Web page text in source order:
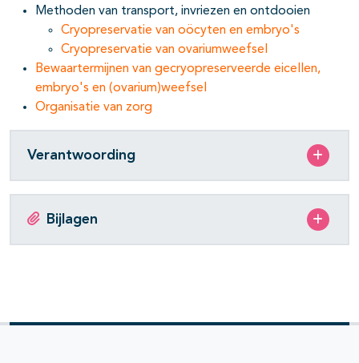
Methoden van transport, invriezen en ontdooien
Cryopreservatie van oöcyten en embryo's
Cryopreservatie van ovariumweefsel
Bewaartermijnen van gecryopreserveerde eicellen,
embryo's en (ovarium)weefsel
Organisatie van zorg
Verantwoording
Bijlagen